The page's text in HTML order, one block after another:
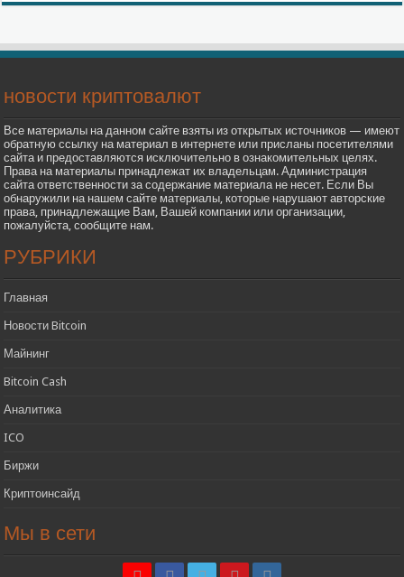
новости криптовалют
Все материалы на данном сайте взяты из открытых источников — имеют
обратную ссылку на материал в интернете или присланы посетителями
сайта и предоставляются исключительно в ознакомительных целях.
Права на материалы принадлежат их владельцам. Администрация
сайта ответственности за содержание материала не несет. Если Вы
обнаружили на нашем сайте материалы, которые нарушают авторские
права, принадлежащие Вам, Вашей компании или организации,
пожалуйста, сообщите нам.
РУБРИКИ
Главная
Новости Bitcoin
Майнинг
Bitcoin Cash
Аналитика
ICO
Биржи
Криптоинсайд
Мы в сети